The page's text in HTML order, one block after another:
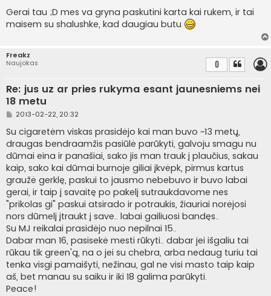
a
n
d
i
n
Gerai tau ;D mes va gryna paskutini karta kai rukem, ir tai
maisem su shalushke, kad daugiau butu
Freakz
Naujokas
Re: jus uz ar pries rukyma esant jaunesniems nei
18 metu
0
S
a
n
d
a
r
t
i
n
ė
2013-02-22, 20:32
Su cigaretėm viskas prasidėjo kai man buvo ~13 metų,
draugas bendraamžis pasiūlė parūkyti, galvoju smagu nu
dūmai eina ir panašiai, sako jis man trauk į plaučius, sakau
kaip, sako kai dūmai burnoje giliai įkvėpk, pirmus kartus
graužė gerklę, paskui to jausmo nebebuvo ir buvo labai
gerai, ir taip į savaitę po pakelį sutraukdavome nes
"prikolas gi" paskui atsirado ir potraukis, žiauriai norėjosi
nors dūmelį įtraukt į save.. labai gailiuosi bandęs..
Su MJ reikalai prasidėjo nuo nepilnai 15..
Dabar man 16, pasisekė mesti rūkyti.. dabar jei išgaliu tai
rūkau tik green'ą, na o jei su chebra, arba nedaug turiu tai
tenka visgi pamaišyti, nežinau, gal ne visi masto taip kaip
aš, bet manau su saiku ir iki 18 galima parūkyti.
Peace!